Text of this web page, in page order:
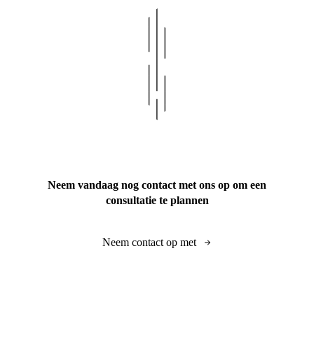
Neem vandaag nog contact met ons op om een
consultatie te plannen
Neem contact op met